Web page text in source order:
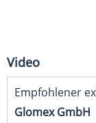
Video
Empfohlener
Glomex GmbH